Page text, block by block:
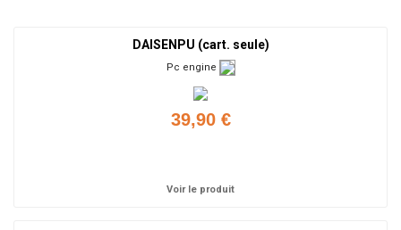
DAISENPU (cart. seule)
Pc engine
39,90 €
Voir le produit